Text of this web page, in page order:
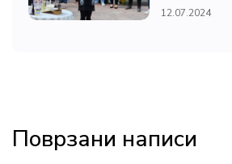
12.07.2024
Поврзани написи